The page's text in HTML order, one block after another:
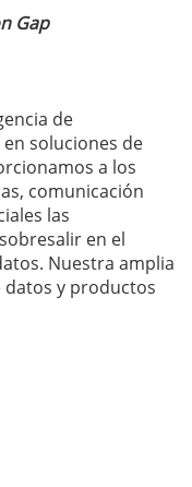
Gap
de
soluciones de
a los
comunicación
las
en el
Nuestra amplia
datos y productos